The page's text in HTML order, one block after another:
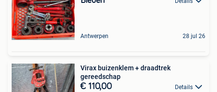
Antwerpen 28 jul 26
Virax buizenklem + draadtrek
gereedschap
€ 110,00 Details